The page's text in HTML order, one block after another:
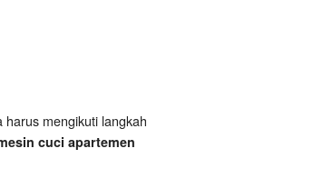
mengikuti langkah
cuci apartemen